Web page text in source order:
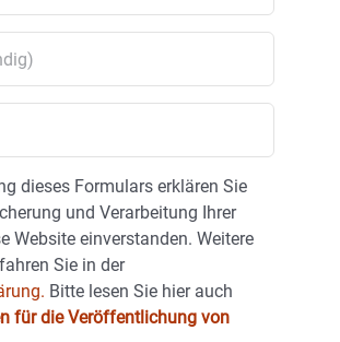
dieses Formulars erklären Sie
und Verarbeitung Ihrer
Website einverstanden. Weitere
Sie in der
Bitte lesen Sie hier auch
für die Veröffentlichung von